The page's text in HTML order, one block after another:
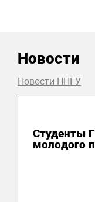
Новости
Новости ННГУ
Студенты
молодого